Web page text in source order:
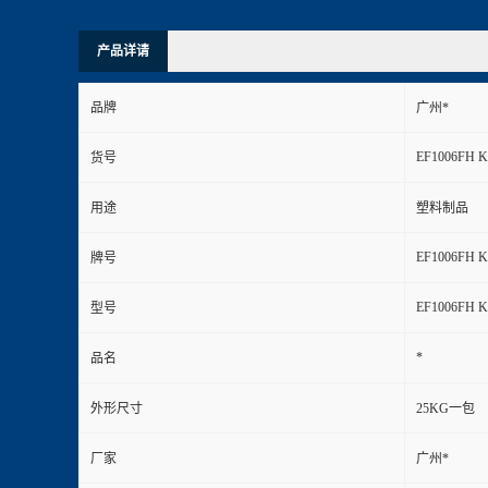
产品详请
品牌 广州*
货号 EF1006FH
用途 塑料制品
牌号 EF1006FH
型号 EF1006FH
品名 *
外形尺寸 25KG一包
厂家 广州*